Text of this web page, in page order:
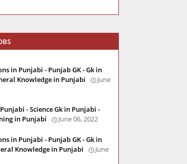
in Punjabi - Punjab GK - Gk in
Knowledge in Punjabi
June
- Science Gk in Punjabi -
in Punjabi
June 06, 2022
in Punjabi - Punjab GK - Gk in
Knowledge in Punjabi
June